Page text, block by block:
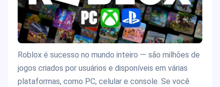
Roblox é sucesso no mundo inteiro — são milhões de
jogos criados por usuários e disponíveis em várias
plataformas, como PC, celular e console. Se você